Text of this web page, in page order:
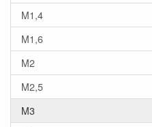
M1,4
M1,6
M2
M2,5
M3